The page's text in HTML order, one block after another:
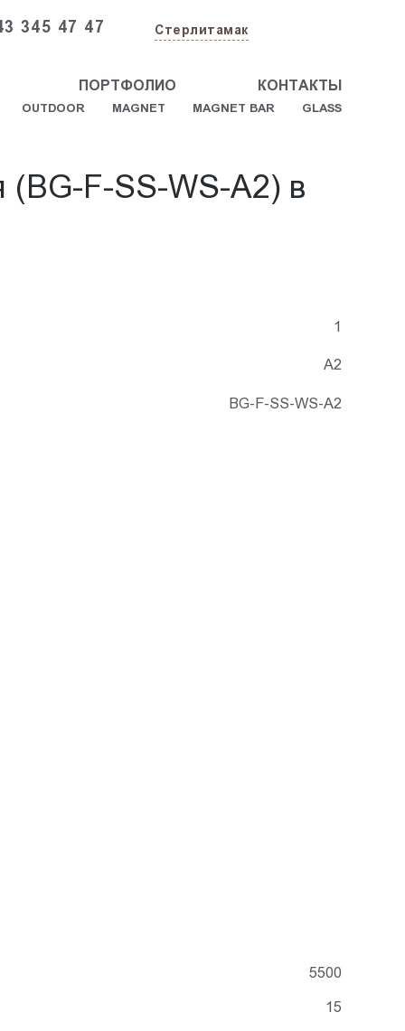
345 47 47 Стерлитамак
ПОРТФОЛИО КОНТАКТЫ
OUTDOOR MAGNET MAGNET BAR GLASS
(BG-F-SS-WS-A2) в
1
А2
BG-F-SS-WS-A2
5500
15